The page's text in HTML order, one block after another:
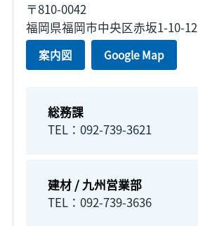
〒810-0042
福岡県福岡市中央区赤坂1-10-12
案内図 Google Map
総務課
TEL：092-739-3621
建材 / 九州営業部
TEL：092-739-3636